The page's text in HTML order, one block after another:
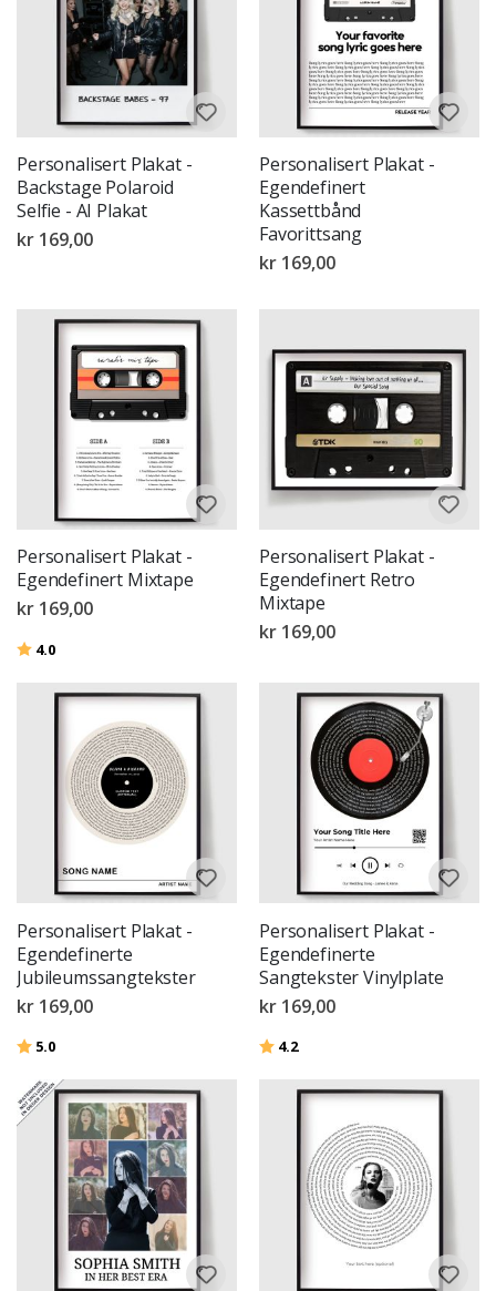
Personalisert Plakat -
Backstage Polaroid
Selfie - AI Plakat
kr 169,00
Personalisert Plakat -
Egendefinert
Kassettbånd
Favorittsang
kr 169,00
Personalisert Plakat -
Egendefinert Mixtape
kr 169,00
Karakter:
4.0
Personalisert Plakat -
Egendefinert Retro
Mixtape
kr 169,00
Personalisert Plakat -
Egendefinerte
Jubileumssangtekster
kr 169,00
Karakter:
5.0
Personalisert Plakat -
Egendefinerte
Sangtekster Vinylplate
kr 169,00
Karakter:
4.2